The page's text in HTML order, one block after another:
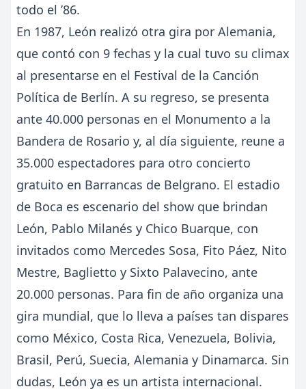
todo el ’86.
En 1987, León realizó otra gira por Alemania,
que contó con 9 fechas y la cual tuvo su climax
al presentarse en el Festival de la Canción
Política de Berlín. A su regreso, se presenta
ante 40.000 personas en el Monumento a la
Bandera de Rosario y, al día siguiente, reune a
35.000 espectadores para otro concierto
gratuito en Barrancas de Belgrano. El estadio
de Boca es escenario del show que brindan
León, Pablo Milanés y Chico Buarque, con
invitados como Mercedes Sosa, Fito Páez, Nito
Mestre, Baglietto y Sixto Palavecino, ante
20.000 personas. Para fin de año organiza una
gira mundial, que lo lleva a países tan dispares
como México, Costa Rica, Venezuela, Bolivia,
Brasil, Perú, Suecia, Alemania y Dinamarca. Sin
dudas, León ya es un artista internacional.